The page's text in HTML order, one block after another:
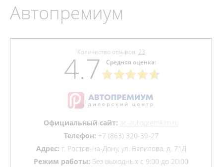
Автопремиум
Количество отзывов: 23
Средняя оценка:
4.7
Официальный сайт: ac-autopremium.ru
Телефон: +7 (863) 320-39-27
Адрес: г. Ростов-на-Дону, ул. Вавилова, д. 71Д
Режим работы: Без выходных с 9:00 до 20:00